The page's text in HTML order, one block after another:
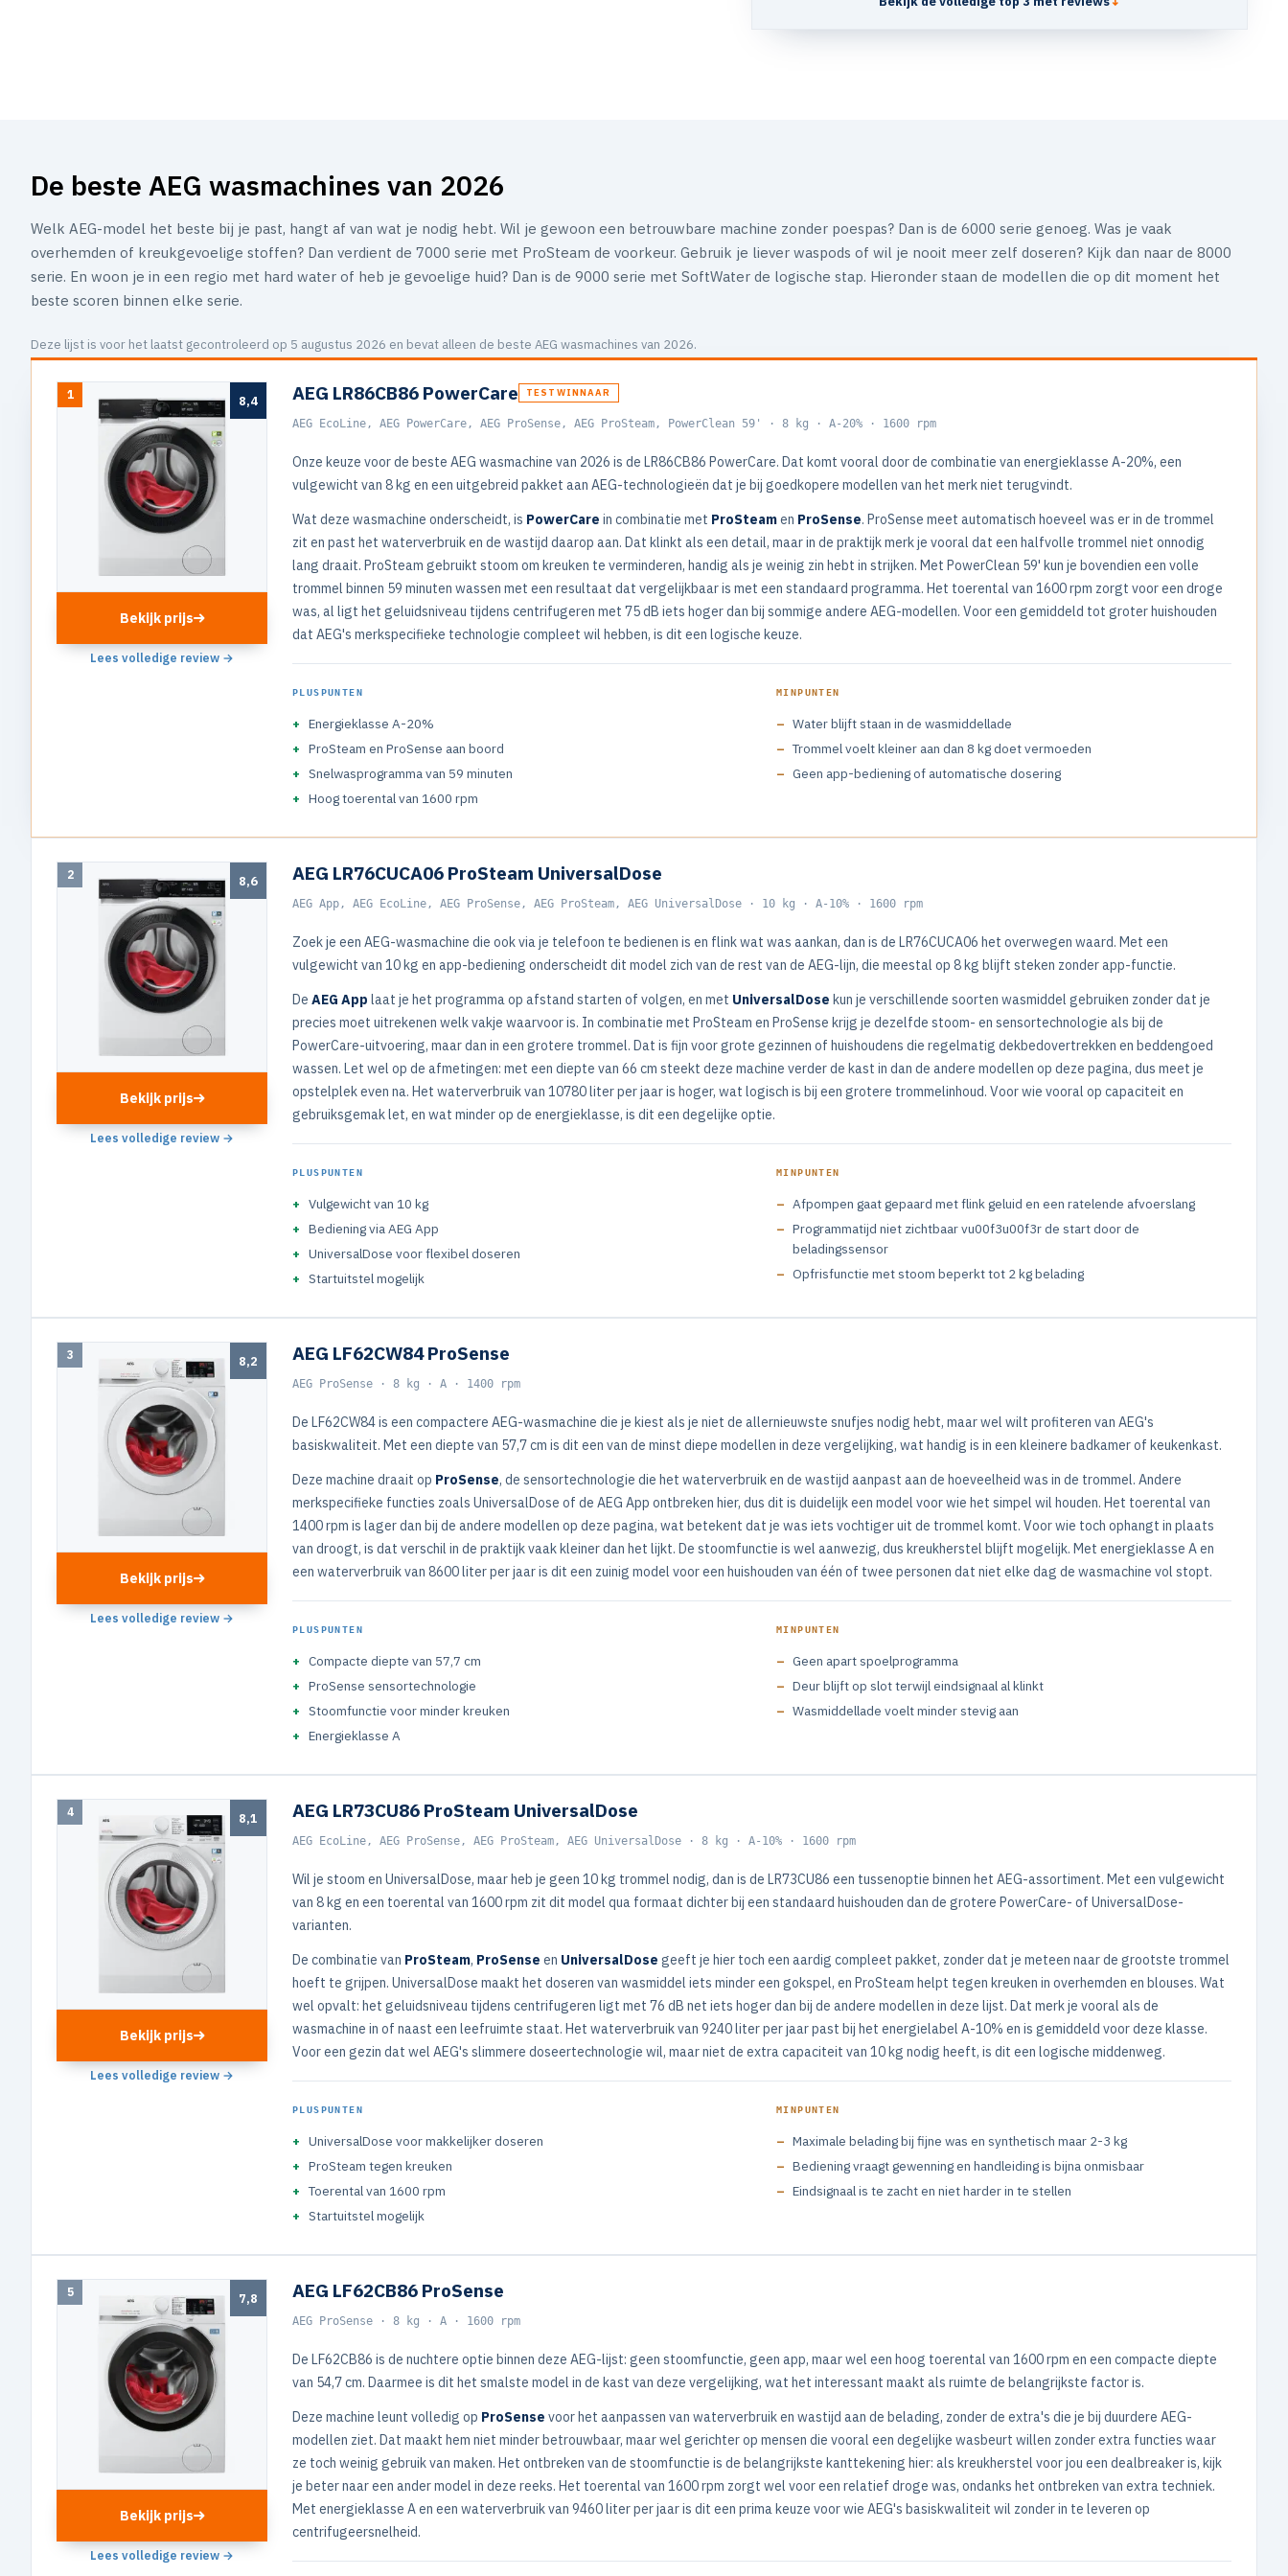
De beste AEG wasmachines van 2026
Welk AEG-model het beste bij je past, hangt af van wat je nodig hebt. Wil je gewoon een betrouwbare machine zonder poespas? Dan is de 6000 serie genoeg. Was je vaak
overhemden of kreukgevoelige stoffen? Dan verdient de 7000 serie met ProSteam de voorkeur. Gebruik je liever waspods of wil je nooit meer zelf doseren? Kijk dan naar de 8000
serie. En woon je in een regio met hard water of heb je gevoelige huid? Dan is de 9000 serie met SoftWater de logische stap. Hieronder staan de modellen die op dit moment het
beste scoren binnen elke serie.
Deze lijst is voor het laatst gecontroleerd op 5 augustus 2026 en bevat alleen de beste AEG wasmachines van 2026.
1 8,4
Bekijk prijs
Lees volledige review →
AEG LR86CB86 PowerCare TESTWINNAAR
AEG EcoLine, AEG PowerCare, AEG ProSense, AEG ProSteam, PowerClean 59' · 8 kg · A-20% · 1600 rpm
Onze keuze voor de beste AEG wasmachine van 2026 is de LR86CB86 PowerCare. Dat komt vooral door de combinatie van energieklasse A-20%, een
vulgewicht van 8 kg en een uitgebreid pakket aan AEG-technologieën dat je bij goedkopere modellen van het merk niet terugvindt.
Wat deze wasmachine onderscheidt, is PowerCare in combinatie met ProSteamen ProSense. ProSense meet automatisch hoeveel was er in de trommel
zit en past het waterverbruik en de wastijd daarop aan. Dat klinkt als een detail, maar in de praktijk merk je vooral dat een halfvolle trommel niet onnodig
lang draait. ProSteam gebruikt stoom om kreuken te verminderen, handig als je weinig zin hebt in strijken. Met PowerClean 59' kun je bovendien een volle
trommel binnen 59 minuten wassen met een resultaat dat vergelijkbaar is met een standaard programma. Het toerental van 1600 rpm zorgt voor een droge
was, al ligt het geluidsniveau tijdens centrifugeren met 75 dB iets hoger dan bij sommige andere AEG-modellen. Voor een gemiddeld tot groter huishouden
dat AEG's merkspecifieke technologie compleet wil hebben, is dit een logische keuze.
PLUSPUNTEN
Energieklasse A-20%
ProSteam en ProSense aan boord
Snelwasprogramma van 59 minuten
Hoog toerental van 1600 rpm
MINPUNTEN
Water blijft staan in de wasmiddellade
Trommel voelt kleiner aan dan 8 kg doet vermoeden
Geen app-bediening of automatische dosering
2 8,6
Bekijk prijs
Lees volledige review →
AEG LR76CUCA06 ProSteam UniversalDose
AEG App, AEG EcoLine, AEG ProSense, AEG ProSteam, AEG UniversalDose · 10 kg · A-10% · 1600 rpm
Zoek je een AEG-wasmachine die ook via je telefoon te bedienen is en flink wat was aankan, dan is de LR76CUCA06 het overwegen waard. Met een
vulgewicht van 10 kg en app-bediening onderscheidt dit model zich van de rest van de AEG-lijn, die meestal op 8 kg blijft steken zonder app-functie.
De AEG App laat je het programma op afstand starten of volgen, en met UniversalDose kun je verschillende soorten wasmiddel gebruiken zonder dat je
precies moet uitrekenen welk vakje waarvoor is. In combinatie met ProSteam en ProSense krijg je dezelfde stoom- en sensortechnologie als bij de
PowerCare-uitvoering, maar dan in een grotere trommel. Dat is fijn voor grote gezinnen of huishoudens die regelmatig dekbedovertrekken en beddengoed
wassen. Let wel op de afmetingen: met een diepte van 66 cm steekt deze machine verder de kast in dan de andere modellen op deze pagina, dus meet je
opstelplek even na. Het waterverbruik van 10780 liter per jaar is hoger, wat logisch is bij een grotere trommelinhoud. Voor wie vooral op capaciteit en
gebruiksgemak let, en wat minder op de energieklasse, is dit een degelijke optie.
PLUSPUNTEN
Vulgewicht van 10 kg
Bediening via AEG App
UniversalDose voor flexibel doseren
Startuitstel mogelijk
MINPUNTEN
Afpompen gaat gepaard met flink geluid en een ratelende afvoerslang
Programmatijd niet zichtbaar vu00f3u00f3r de start door de
beladingssensor
Opfrisfunctie met stoom beperkt tot 2 kg belading
3 8,2
Bekijk prijs
Lees volledige review →
AEG LF62CW84 ProSense
AEG ProSense · 8 kg · A · 1400 rpm
De LF62CW84 is een compactere AEG-wasmachine die je kiest als je niet de allernieuwste snufjes nodig hebt, maar wel wilt profiteren van AEG's
basiskwaliteit. Met een diepte van 57,7 cm is dit een van de minst diepe modellen in deze vergelijking, wat handig is in een kleinere badkamer of keukenkast.
Deze machine draait op ProSense, de sensortechnologie die het waterverbruik en de wastijd aanpast aan de hoeveelheid was in de trommel. Andere
merkspecifieke functies zoals UniversalDose of de AEG App ontbreken hier, dus dit is duidelijk een model voor wie het simpel wil houden. Het toerental van
1400 rpm is lager dan bij de andere modellen op deze pagina, wat betekent dat je was iets vochtiger uit de trommel komt. Voor wie toch ophangt in plaats
van droogt, is dat verschil in de praktijk vaak kleiner dan het lijkt. De stoomfunctie is wel aanwezig, dus kreukherstel blijft mogelijk. Met energieklasse A en
een waterverbruik van 8600 liter per jaar is dit een zuinig model voor een huishouden van één of twee personen dat niet elke dag de wasmachine vol stopt.
PLUSPUNTEN
Compacte diepte van 57,7 cm
ProSense sensortechnologie
Stoomfunctie voor minder kreuken
Energieklasse A
MINPUNTEN
Geen apart spoelprogramma
Deur blijft op slot terwijl eindsignaal al klinkt
Wasmiddellade voelt minder stevig aan
4 8,1
Bekijk prijs
Lees volledige review →
AEG LR73CU86 ProSteam UniversalDose
AEG EcoLine, AEG ProSense, AEG ProSteam, AEG UniversalDose · 8 kg · A-10% · 1600 rpm
Wil je stoom en UniversalDose, maar heb je geen 10 kg trommel nodig, dan is de LR73CU86 een tussenoptie binnen het AEG-assortiment. Met een vulgewicht
van 8 kg en een toerental van 1600 rpm zit dit model qua formaat dichter bij een standaard huishouden dan de grotere PowerCare- of UniversalDose-
varianten.
De combinatie van ProSteam, ProSense en UniversalDose geeft je hier toch een aardig compleet pakket, zonder dat je meteen naar de grootste trommel
hoeft te grijpen. UniversalDose maakt het doseren van wasmiddel iets minder een gokspel, en ProSteam helpt tegen kreuken in overhemden en blouses. Wat
wel opvalt: het geluidsniveau tijdens centrifugeren ligt met 76 dB net iets hoger dan bij de andere modellen in deze lijst. Dat merk je vooral als de
wasmachine in of naast een leefruimte staat. Het waterverbruik van 9240 liter per jaar past bij het energielabel A-10% en is gemiddeld voor deze klasse.
Voor een gezin dat wel AEG's slimmere doseertechnologie wil, maar niet de extra capaciteit van 10 kg nodig heeft, is dit een logische middenweg.
PLUSPUNTEN
UniversalDose voor makkelijker doseren
ProSteam tegen kreuken
Toerental van 1600 rpm
Startuitstel mogelijk
MINPUNTEN
Maximale belading bij fijne was en synthetisch maar 2-3 kg
Bediening vraagt gewenning en handleiding is bijna onmisbaar
Eindsignaal is te zacht en niet harder in te stellen
5 7,8
Bekijk prijs
Lees volledige review →
AEG LF62CB86 ProSense
AEG ProSense · 8 kg · A · 1600 rpm
De LF62CB86 is de nuchtere optie binnen deze AEG-lijst: geen stoomfunctie, geen app, maar wel een hoog toerental van 1600 rpm en een compacte diepte
van 54,7 cm. Daarmee is dit het smalste model in de kast van deze vergelijking, wat het interessant maakt als ruimte de belangrijkste factor is.
Deze machine leunt volledig op ProSense voor het aanpassen van waterverbruik en wastijd aan de belading, zonder de extra's die je bij duurdere AEG-
modellen ziet. Dat maakt hem niet minder betrouwbaar, maar wel gerichter op mensen die vooral een degelijke wasbeurt willen zonder extra functies waar
ze toch weinig gebruik van maken. Het ontbreken van de stoomfunctie is de belangrijkste kanttekening hier: als kreukherstel voor jou een dealbreaker is, kijk
je beter naar een ander model in deze reeks. Het toerental van 1600 rpm zorgt wel voor een relatief droge was, ondanks het ontbreken van extra techniek.
Met energieklasse A en een waterverbruik van 9460 liter per jaar is dit een prima keuze voor wie AEG's basiskwaliteit wil zonder in te leveren op
centrifugeersnelheid.